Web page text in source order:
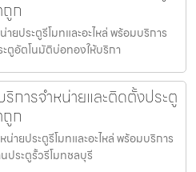
ถูก
ยประตูรีโมทและอะไหล่ พร้อมบริการ
ตูอัตโนมัติบ่อทองให้บริกา
การจำหน่ายและติดตั้งประตู
ถูก
ายประตูรีโมทและอะไหล่ พร้อมบริการ
ประตูรั้วรีโมทชลบุรี